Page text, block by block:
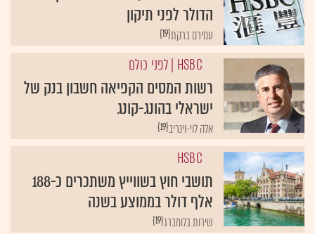
הדולר לפני תיקון
{19}עמירם ברקת
HSBC | לפני כולם
רשות המסים הקפיאה חשבון בנק של
ישראלי בהונג-קונג
{19}אלה לוי-וינריב
HSBC
תושבי חוץ בשווייץ משתכרים כ-188
אלף דולר בממוצע בשנה
{19}שירות בלומברג